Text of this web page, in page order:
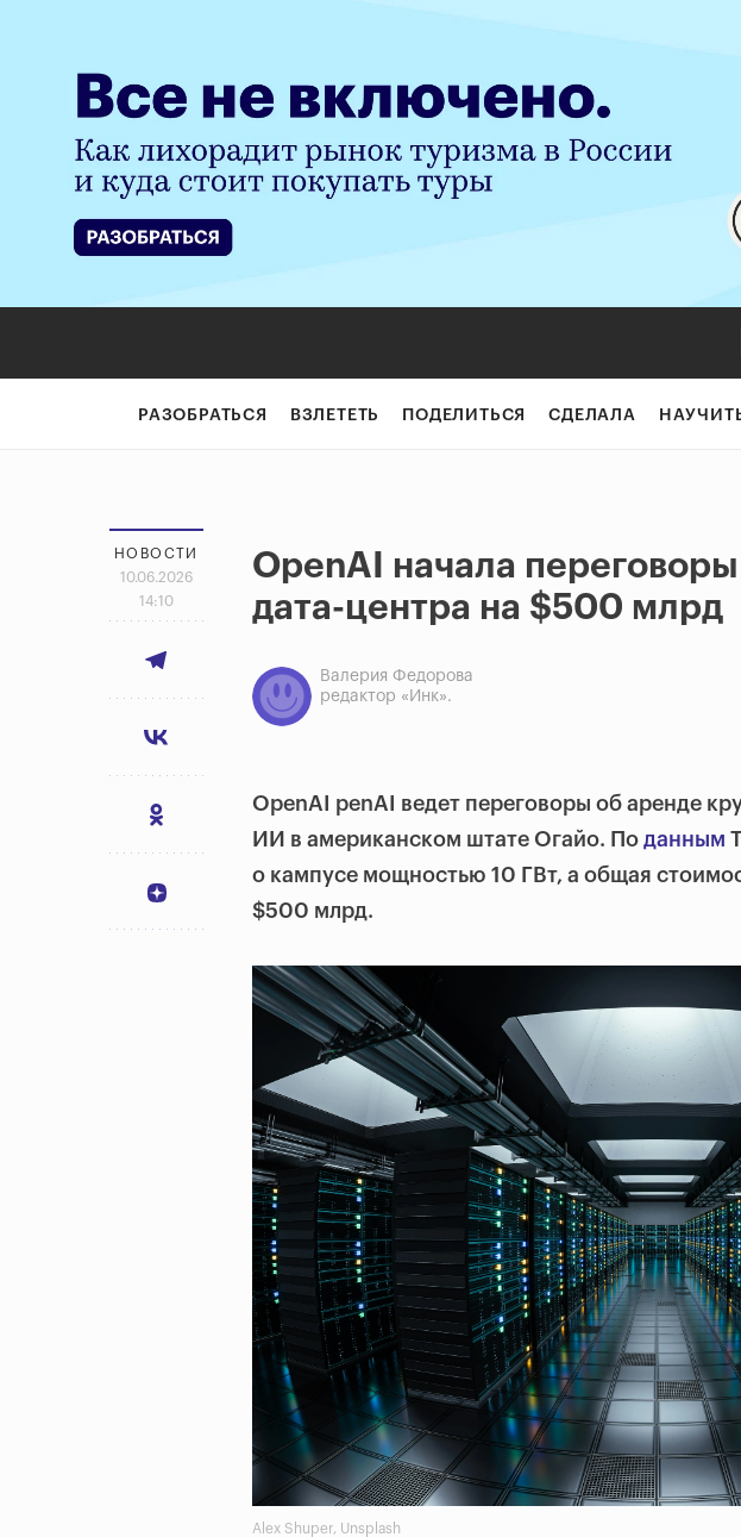
РАЗОБРАТЬСЯ ВЗЛЕТЕТЬ ПОДЕЛИТЬСЯ СДЕЛАЛА
НОВОСТИ
10.06.2026
14:10
OpenAI начала
дата-центра на $500 млрд
Валерия Федорова
редактор «Инк».
OpenAI penAI ведет переговоры об аренде
ИИ в американском штате Огайо. По данным
о кампусе мощностью 10 ГВт, а общая
$500 млрд.
Alex Shuper, Unsplash